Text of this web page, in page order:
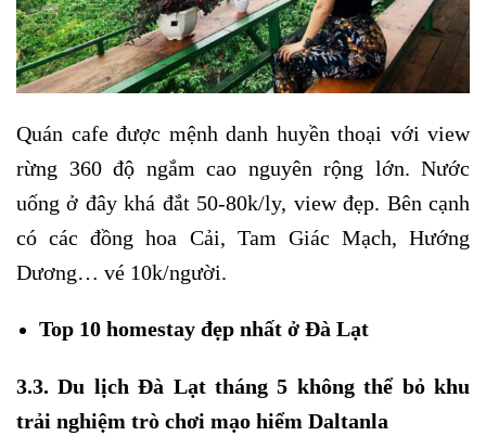
Quán cafe được mệnh danh huyền thoại với view
rừng 360 độ ngắm cao nguyên rộng lớn. Nước
uống ở đây khá đắt 50-80k/ly, view đẹp. Bên cạnh
có các đồng hoa Cải, Tam Giác Mạch, Hướng
Dương… vé 10k/người.
Top 10 homestay đẹp nhấtở Đà Lạt
3.3. Du lịch Đà Lạt tháng 5 không thể bỏ khu
trải nghiệm trò chơi mạo hiểm Daltanla